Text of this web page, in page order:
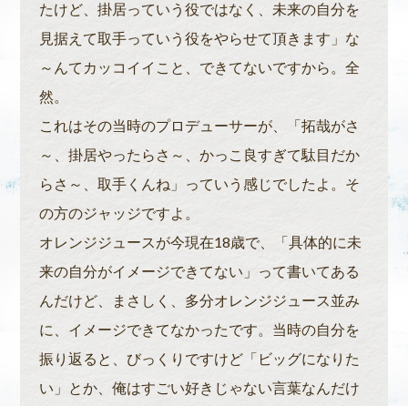
たけど、掛居っていう役ではなく、未来の自分を
見据えて取手っていう役をやらせて頂きます」な
～んてカッコイイこと、できてないですから。全
然。
これはその当時のプロデューサーが、「拓哉がさ
～、掛居やったらさ～、かっこ良すぎて駄目だか
らさ～、取手くんね」っていう感じでしたよ。そ
の方のジャッジですよ。
オレンジジュースが今現在18歳で、「具体的に未
来の自分がイメージできてない」って書いてある
んだけど、まさしく、多分オレンジジュース並み
に、イメージできてなかったです。当時の自分を
振り返ると、びっくりですけど「ビッグになりた
い」とか、俺はすごい好きじゃない言葉なんだけ